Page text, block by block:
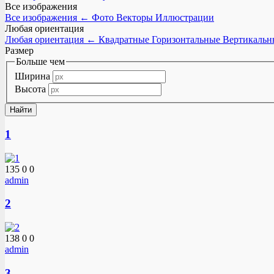
Все изображения
Все изображения ← Фото Векторы Иллюстрации
Любая ориентация
Любая ориентация ← Квадратные Горизонтальные
Размер
Больше чем
Ширина
Высота
1
135 0 0
admin
2
138 0 0
admin